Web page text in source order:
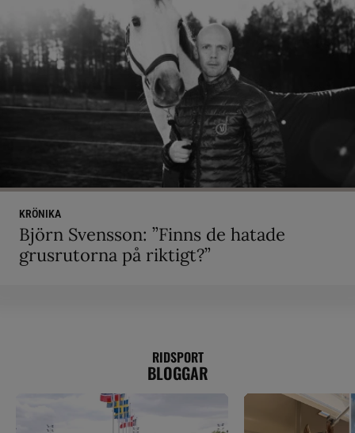
KRÖNIKA
Björn Svensson: ”Finns de hatade
grusrutorna på riktigt?”
RIDSPORT
BLOGGAR